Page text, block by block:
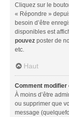
Cliquez sur le
« Répondre »
besoin d’être
disponibles est
pouvez poster de
etc.
Haut
Comment modifier
À moins d’être
ou supprimer que
message